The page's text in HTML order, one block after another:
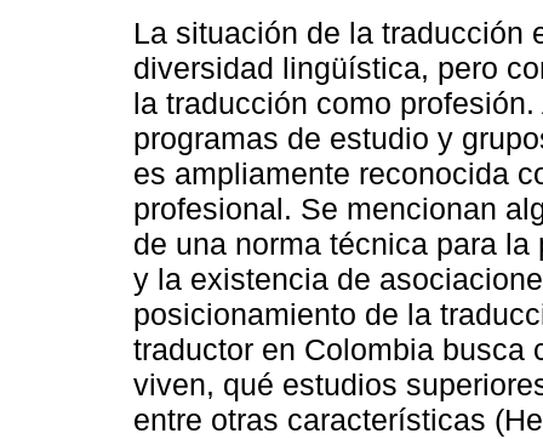
La situación de la traducción
diversidad lingüística, pero
la traducción como
programas de estudio y
es ampliamente reconocida
profesional. Se mencionan
de una norma técnica para
y la existencia de
posicionamiento de la
traductor en Colombia busca
viven, qué estudios
entre otras características